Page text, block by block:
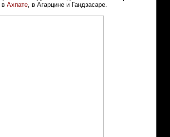
в Ахпате , в Агарцине и Гандзасаре.